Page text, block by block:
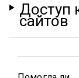
Доступ
сайтов